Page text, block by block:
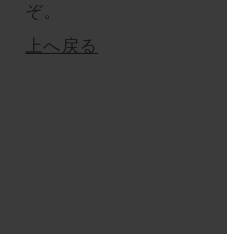
ぞ。
上へ戻る